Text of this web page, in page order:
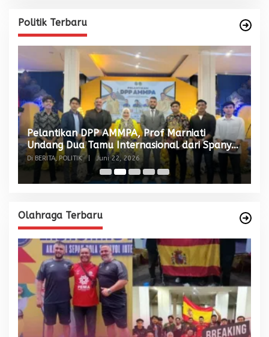
Politik Terbaru
Pelantikan DPP AMMPA, Prof Marniati
Undang Dua Tamu Internasional dari Spanyol
dan Malaysia
Di BERITA, POLITIK Juni 22, 2026
Olahraga Terbaru